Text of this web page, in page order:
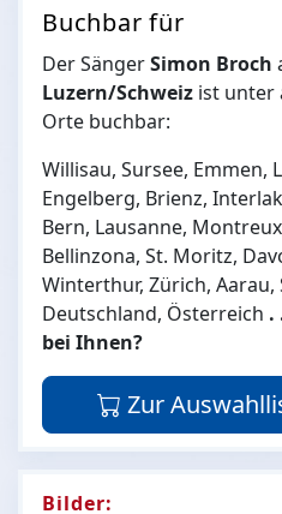
Buchbar für
Der SängerSimon Broch
Luzern/Schweiz ist unter
Orte buchbar:
Willisau, Sursee, Emmen,
Engelberg, Brienz,
Bern, Lausanne,
Bellinzona, St. Moritz,
Winterthur, Zürich, Aarau,
Deutschland, Österreich .
bei Ihnen?
Zur
Bilder: